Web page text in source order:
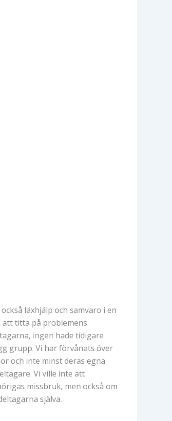
läxhjälp och samvaro i en
titta på problemens
ingen hade tidigare
grupp. Vi har förvånats över
och inte minst deras egna
Vi ville inte att
missbruk, men också om
själva.